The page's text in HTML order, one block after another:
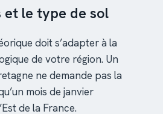
le type de sol
doit s’adapter à la
de votre région. Un
ne demande pas la
mois de janvier
de la France.